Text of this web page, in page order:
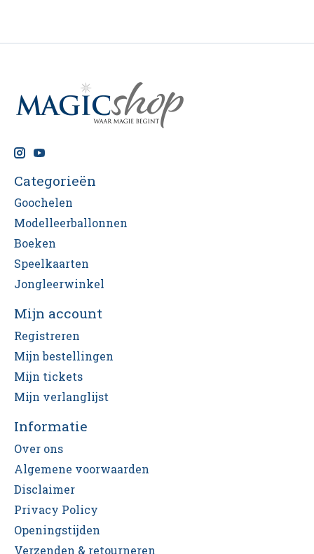
Categorieën
Goochelen
Modelleerballonnen
Boeken
Speelkaarten
Jongleerwinkel
Mijn account
Registreren
Mijn bestellingen
Mijn tickets
Mijn verlanglijst
Informatie
Over ons
Algemene voorwaarden
Disclaimer
Privacy Policy
Openingstijden
Verzenden & retourneren